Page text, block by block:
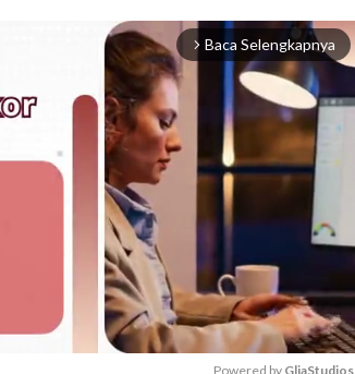
arrow_forward_ios Baca Selengkapnya
Powered by GliaStudios